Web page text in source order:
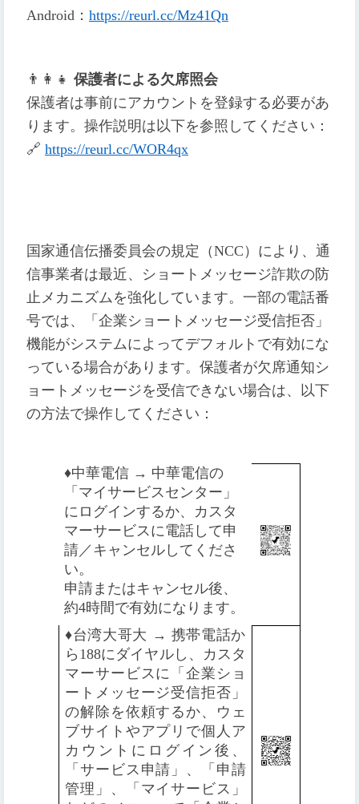
Android ： https://reurl.cc/Mz41Qn
👨 👩 👧 保護者による欠席照会
保護者は事前にアカウントを登録する必要があ
ります。操作説明は以下を参照してください：
🔗 https://reurl.cc/WOR4qx
国家通信伝播委員会の規定（NCC）により、通
信事業者は最近、ショートメッセージ詐欺の防
止メカニズムを強化しています。一部の電話番
号では、「企業ショートメッセージ受信拒否」
機能がシステムによってデフォルトで有効にな
っている場合があります。保護者が欠席通知シ
ョートメッセージを受信できない場合は、以下
の方法で操作してください：
♦️中華電信 → 中華電信の
「マイサービスセンター」
にログインするか、カスタ
マーサービスに電話して申
請／キャンセルしてくださ
い。
申請またはキャンセル後、
約4時間で有効になります。
♦️台湾大哥大 → 携帯電話か
ら188にダイヤルし、カスタ
マーサービスに「企業ショ
ートメッセージ受信拒否」
の解除を依頼するか、ウェ
ブサイトやアプリで個人ア
カウントにログイン後、
「サービス申請」、「申請
管理」、「マイサービス」